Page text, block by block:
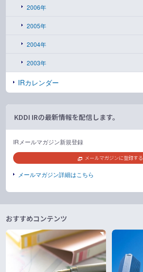
2006年
2005年
2004年
2003年
IRカレンダー
KDDI IRの最新情報を配信します。
IRメールマガジン新規登録
メールマガジンに登録する
メールマガジン詳細はこちら
おすすめコンテンツ